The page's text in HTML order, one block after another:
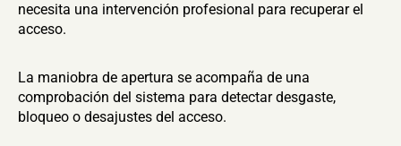
necesita una intervención profesional para recuperar el
acceso.
La maniobra de apertura se acompaña de una
comprobación del sistema para detectar desgaste,
bloqueo o desajustes del acceso.